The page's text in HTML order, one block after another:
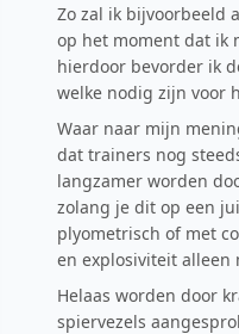
Zo zal ik bijvoorbeeld
op het moment dat ik
hierdoor bevorder ik
welke nodig zijn voor
Waar naar mijn
dat trainers nog
langzamer worden
zolang je dit op een
plyometrisch of met
en explosiviteit alleen
Helaas worden door
spiervezels